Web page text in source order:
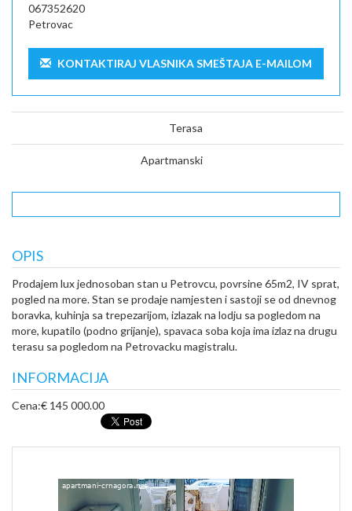
067352620
Petrovac
KONTAKTIRAJ VLASNIKA SMEŠTAJA E-MAILOM
Terasa
Apartmanski
OPIS
Prodajem lux jednosoban stan u Petrovcu, povrsine 65m2, IV sprat,
pogled na more. Stan se prodaje namjesten i sastoji se od dnevnog
boravka, kuhinja sa trepezarijom, izlazak na lodju sa pogledom na
more, kupatilo (podno grijanje), spavaca soba koja ima izlaz na drugu
terasu sa pogledom na Petrovacku magistralu.
INFORMACIJA
Cena:€ 145 000.00